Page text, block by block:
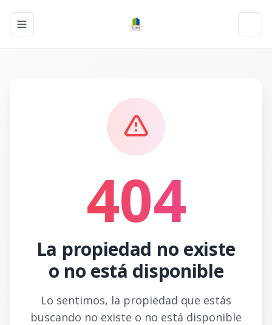
Toggle navigation menu
404
La propiedad no existe
o no está disponible
Lo sentimos, la propiedad que estás
buscando no existe o no está disponible